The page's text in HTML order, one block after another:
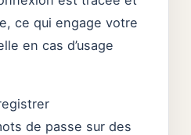
ce qui engage votre
en cas d’usage
de passe sur des